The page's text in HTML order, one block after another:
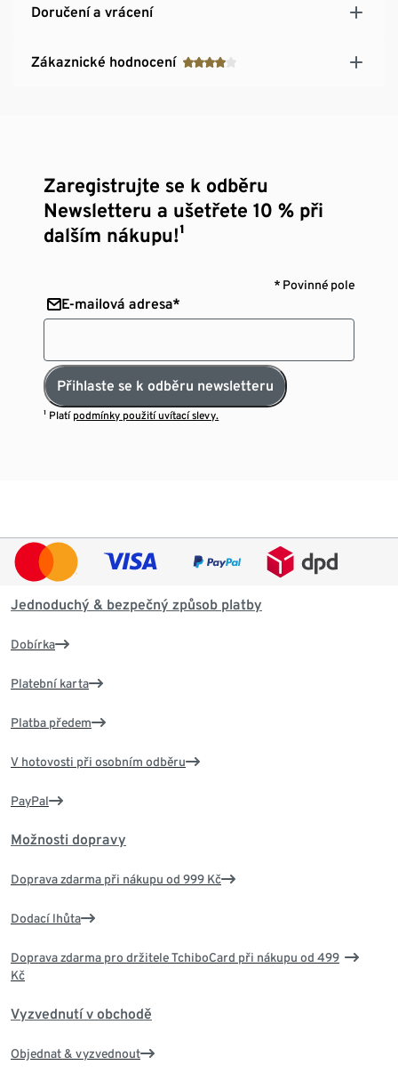
Doručení a vrácení
Zákaznické hodnocení
Zaregistrujte se k odběru
Newsletteru a ušetřete 10 % při
dalším nákupu!¹
* Povinné pole
E-mailová adresa*
Přihlaste se k odběru newsletteru
¹ Platí podmínky použití uvítací slevy.
Jednoduchý & bezpečný způsob platby
Dobírka
Platební karta
Platba předem
V hotovosti při osobním odběru
PayPal
Možnosti dopravy
Doprava zdarma při nákupu od 999 Kč
Dodací lhůta
Doprava zdarma pro držitele TchiboCard při nákupu od 499
Kč
Vyzvednutí v obchodě
Objednat & vyzvednout